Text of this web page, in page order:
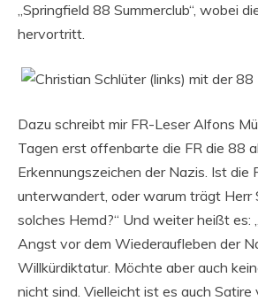
„Springfield 88 Summerclub“, wobei
hervortritt.
Dazu schreibt mir FR-Leser Alfons
Tagen erst offenbarte die FR die 88
Erkennungszeichen der Nazis. Ist die
unterwandert, oder warum trägt Herr
solches Hemd?“ Und weiter heißt es:
Angst vor dem Wiederaufleben der
Willkürdiktatur. Möchte aber auch
nicht sind. Vielleicht ist es auch Satire